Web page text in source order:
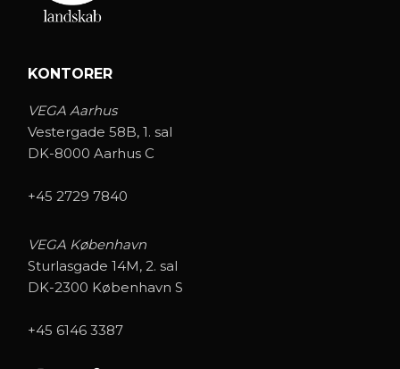
KONTORER
VEGA Aarhus
Vestergade 58B, 1. sal
DK-8000 Aarhus C
+45 2729 7840
VEGA København
Sturlasgade 14M, 2. sal
DK-2300 København S
+45 6146 3387